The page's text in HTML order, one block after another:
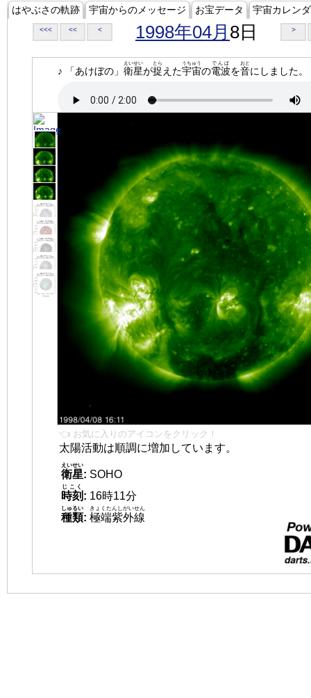
はやぶさの軌跡 宇宙からのメッセージ お宝データ 宇宙カレン
<<< << < 1998年04月 8日 >
♪ 「あけぼの」 衛星
えいせい
が捉
とら
えた宇宙
うちゅう
の電波
でんぱ
を音
おと
にしました。
👈 お気に入りのアイコンをクリック！
太陽活動は順調に増加しています。
衛星
えいせい
: SOHO
時刻
じこく
: 16時11分
種類
しゅるい
: 極端紫外線
きょくたんしがいせん